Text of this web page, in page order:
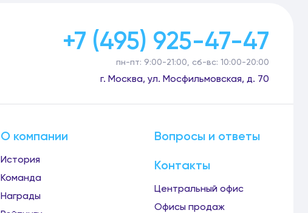
+7 (495) 925-47-47
пн-пт: 9:00-21:00, сб-вс: 10:00-20:00
г. Москва, ул. Мосфильмовская, д. 70
О компании
История
Команда
Награды
Вопросы и ответы
Контакты
Центральный офис
Офисы продаж